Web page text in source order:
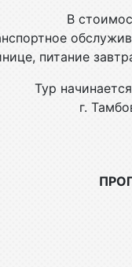
В
питание
Тур
г.